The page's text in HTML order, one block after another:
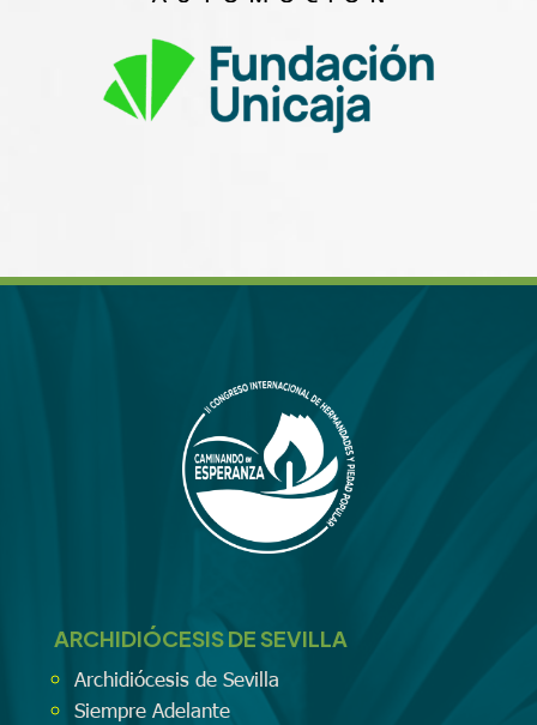
ARCHIDIÓCESIS DE SEVILLA
Archidiócesis de Sevilla
Siempre Adelante